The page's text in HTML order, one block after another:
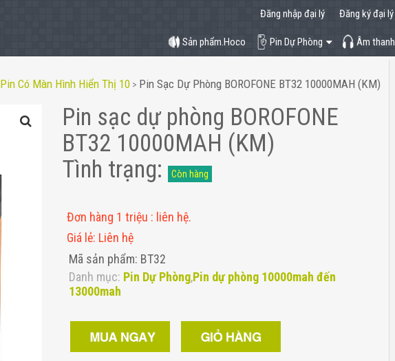
Đăng nhập đại lý Đăng ký đại lý
Sản phẩm.Hoco Pin Dự Phòng Âm thanh
Pin Có Màn Hình Hiển Thị 10 > Pin Sạc Dự Phòng BOROFONE BT32 10000MAH (KM)
Pin sạc dự phòng BOROFONE
BT32 10000MAH (KM)
Tình trạng: Còn hàng
Đơn hàng 1 triệu : liên hệ.
Giá lẻ: Liên hệ
Mã sản phẩm: BT32
Danh mục: Pin Dự Phòng,Pin dự phòng 10000mah đến
13000mah